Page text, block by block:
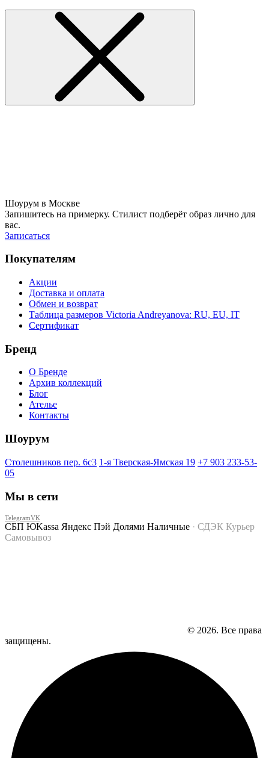
Шоурум в Москве
Запишитесь на примерку. Стилист подберёт образ лично для
вас.
Записаться
Покупателям
Акции
Доставка и оплата
Обмен и возврат
Таблица размеров Victoria Andreyanova: RU, EU, IT
Сертификат
Бренд
О Бренде
Архив коллекций
Блог
Ателье
Контакты
Шоурум
Столешников пер. 6с3 1-я Тверская-Ямская 19 +7 903 233-53-
05
Мы в сети
TelegramVK
СБП ЮKassa Яндекс Пэй Долями Наличные · СДЭК Курьер
Самовывоз
© 2026. Все права
защищены.